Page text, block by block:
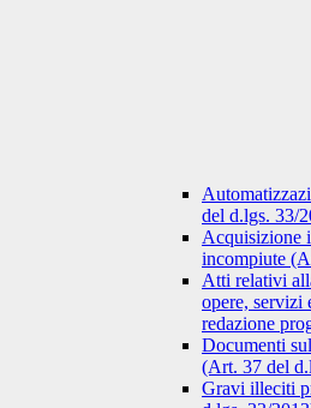
del d.lgs. 33/
Acquisizione
incompiute
Atti relativi
opere, servizi
redazione
Documenti
(Art. 37 del
Gravi illeciti